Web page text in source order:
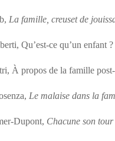
La famille, creuset de
Qu’est‑ce qu’un enfant ?
À propos de la famille
Le malaise dans la
Dupont, Chacune son tour